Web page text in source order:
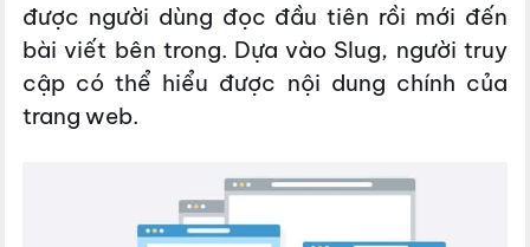
được người dùng đọc đầu tiên rồi mới đến
bài viết bên trong. Dựa vào Slug, người truy
cập có thể hiểu được nội dung chính của
trang web.